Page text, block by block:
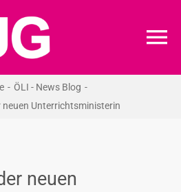
ÖLI - News Blog
Unterrichtsministerin
neuen